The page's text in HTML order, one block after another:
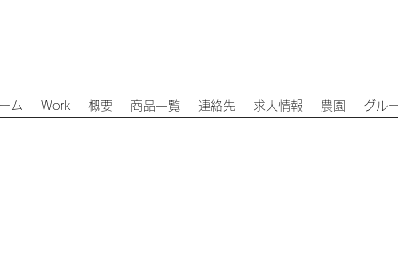
ム Work 概要 商品一覧 連絡先 求人情報 農園 グル